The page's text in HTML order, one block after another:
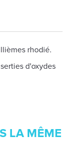
rhodié.
d'oxydes
LA MÊME